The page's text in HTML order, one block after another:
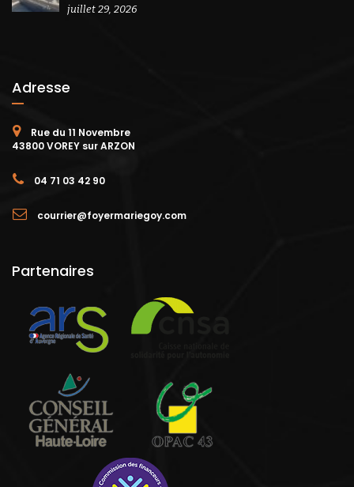
juillet 29, 2026
Adresse
Rue du 11 Novembre
43800 VOREY sur ARZON
04 71 03 42 90
courrier@foyermariegoy.com
Partenaires